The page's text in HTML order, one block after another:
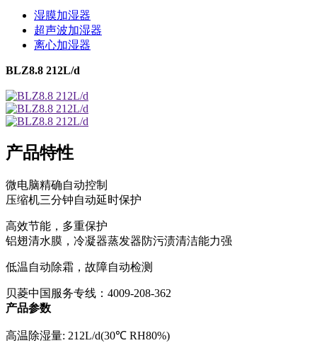
湿膜加湿器
超声波加湿器
离心加湿器
BLZ8.8 212L/d
产品特性
微电脑精确自动控制
压缩机三分钟自动延时保护
高效节能，多重保护
铝翅清水膜，冷凝器蒸发器防污渍清洁能力强
低温自动除霜，故障自动检测
贝菱中国服务专线：4009-208-362
产品参数
高温除湿量: 212L/d(30℃ RH80%)